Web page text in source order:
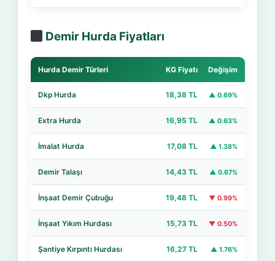
Demir Hurda Fiyatları
Hurda Demir Türleri KG Fiyatı Değişim
Dkp Hurda 18,38 TL ▲ 0.69%
Extra Hurda 16,95 TL ▲ 0.63%
İmalat Hurda 17,08 TL ▲ 1.38%
Demir Talaşı 14,43 TL ▲ 0.67%
İnşaat Demir Çubuğu 19,48 TL ▼ 0.99%
İnşaat Yıkım Hurdası 15,73 TL ▼ 0.50%
Şantiye Kırpıntı Hurdası 16,27 TL ▲ 1.76%